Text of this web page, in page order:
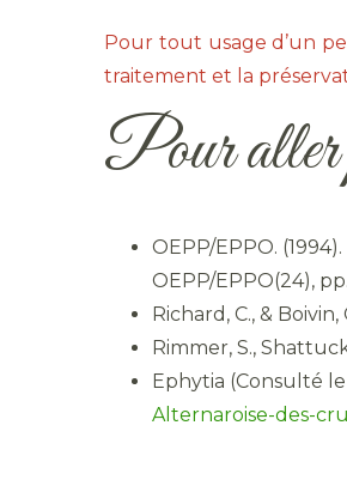
Pour tout usage d’un
traitement et la
Pour
OEPP/EPPO.
OEPP/EPPO(24),
Richard, C., &
Rimmer, S.,
Ephytia (Consulté
Alternaroise-des-